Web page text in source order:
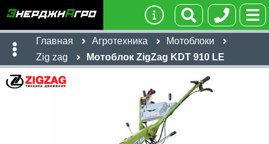
Главная Агротехника
Мотоблоки
Zig zag
Мотоблок ZigZag KDT 910 LE